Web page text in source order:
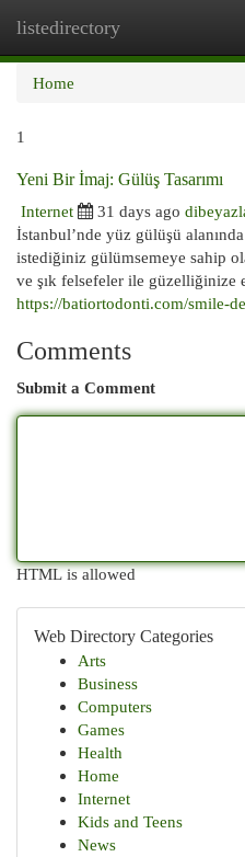
listedirectory
Home
1
Yeni Bir İmaj: Gülüş Tasarımı
Internet
31 days ago
İstanbul’nde yüz gülüşü
istediğiniz gülümsemeye sahip
ve şık felsefeler ile güzelliğinize
https://batiortodonti.com/smile-
Comments
Submit a Comment
HTML is allowed
Web Directory Categories
Arts
Business
Computers
Games
Health
Home
Internet
Kids and Teens
News